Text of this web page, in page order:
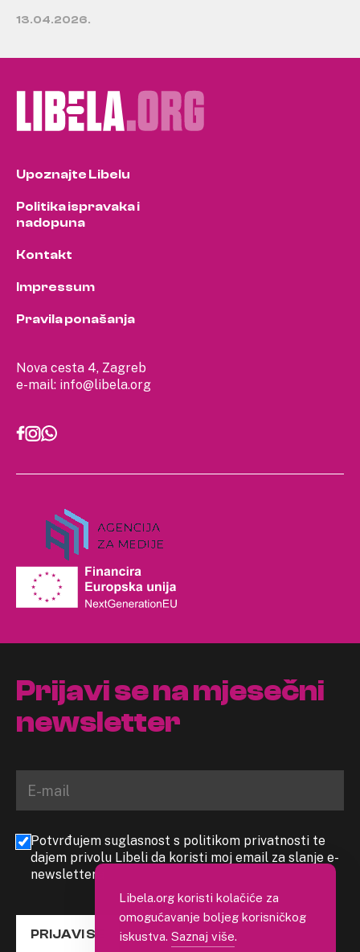
13.04.2026.
Nova cesta 4, Zagreb
e-mail: info@libela.org
Upoznajte Libelu
Politika ispravaka i
nadopuna
Kontakt
Impressum
Pravila ponašanja
Prijavi se na mjesečni
newsletter
Potvrđujem suglasnost s politikom privatnosti te
dajem privolu Libeli da koristi moj email za slanje e-
newslettera
PRIJAVI SE
Libela.org koristi kolačiće za
omogućavanje boljeg korisničkog
iskustva. Saznaj više.